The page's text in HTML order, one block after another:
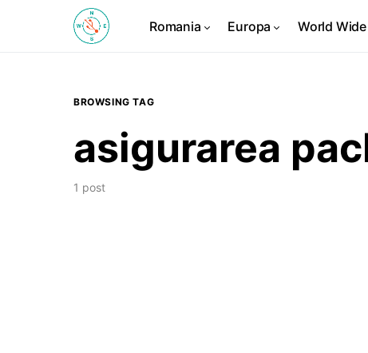
Romania Europa World Wide
BROWSING TAG
asigurarea
1 post